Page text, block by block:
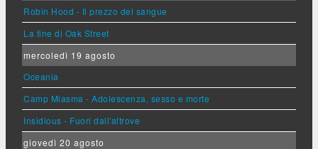
Robin Hood - Il prezzo del sangue
La fine di Oak Street
mercoledì 19 agosto
Oceania
Camp Miasma - Adolescenza, sesso e morte
Insidious - Fuori dall'altrove
giovedì 20 agosto